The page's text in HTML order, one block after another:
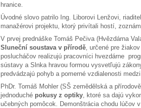
hranice.
Úvodné slovo patrilo Ing. Liborovi Lenžovi,
manažérovi projektu, ktorý privítali hostí,
V prvej prednáške Tomáš Pečiva (Hvězdárna
Sluneční soustava v přírodě, určené pre
poslucháčov realizujú pracovníci hvezdárne
sústavy a Slnka hravou formou vysvetľujú
predvádzajú pohyb a pomerné vzdialenosti
PhDr. Tomáš Mohler (SŠ zemědělská a
jednoduché pokusy z optiky, ktoré sa dajú
učebných pomôcok. Demonštrácia chodu lúčov